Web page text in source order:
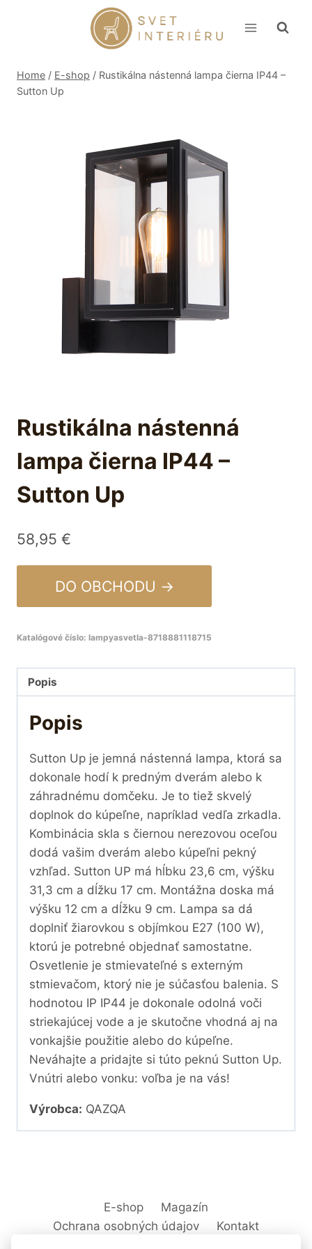
Home / E-shop / Rustikálna nástenná lampa čierna IP44 –
Sutton Up
Rustikálna nástenná
lampa čierna IP44 –
Sutton Up
58,95 €
DO OBCHODU →
Katalógové číslo: lampyasvetla-8718881118715
Popis
Popis
Sutton Up je jemná nástenná lampa, ktorá sa
dokonale hodí k predným dverám alebo k
záhradnému domčeku. Je to tiež skvelý
doplnok do kúpeľne, napríklad vedľa zrkadla.
Kombinácia skla s čiernou nerezovou oceľou
dodá vašim dverám alebo kúpeľni pekný
vzhľad. Sutton UP má hĺbku 23,6 cm, výšku
31,3 cm a dĺžku 17 cm. Montážna doska má
výšku 12 cm a dĺžku 9 cm. Lampa sa dá
doplniť žiarovkou s objímkou E27 (100 W),
ktorú je potrebné objednať samostatne.
Osvetlenie je stmievateľné s externým
stmievačom, ktorý nie je súčasťou balenia. S
hodnotou IP IP44 je dokonale odolná voči
striekajúcej vode a je skutočne vhodná aj na
vonkajšie použitie alebo do kúpeľne.
Neváhajte a pridajte si túto peknú Sutton Up.
Vnútri alebo vonku: voľba je na vás!
Výrobca: QAZQA
E-shop
Magazín
Ochrana osobných údajov
Kontakt